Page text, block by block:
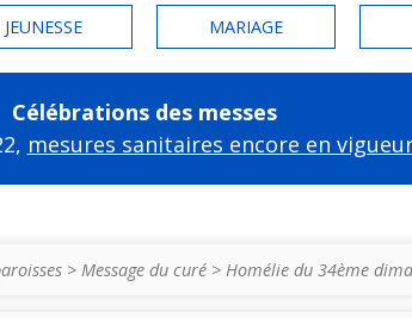
JEUNESSE MARIAGE
Célébrations des messes
mesures sanitaires encore en
> Message du curé > Homélie du 34ème